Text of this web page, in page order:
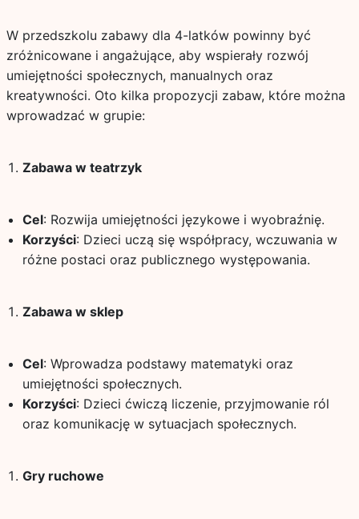
W przedszkolu zabawy dla 4-latków powinny być
zróżnicowane i angażujące, aby wspierały rozwój
umiejętności społecznych, manualnych oraz
kreatywności. Oto kilka propozycji zabaw, które można
wprowadzać w grupie:
Zabawa w teatrzyk
Cel: Rozwija umiejętności językowe i wyobraźnię.
Korzyści: Dzieci uczą się współpracy, wczuwania w
różne postaci oraz publicznego występowania.
Zabawa w sklep
Cel: Wprowadza podstawy matematyki oraz
umiejętności społecznych.
Korzyści: Dzieci ćwiczą liczenie, przyjmowanie ról
oraz komunikację w sytuacjach społecznych.
Gry ruchowe